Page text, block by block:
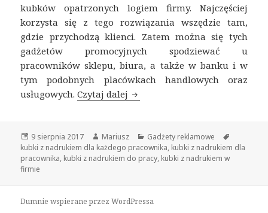
kubków opatrzonych logiem firmy. Najczęściej
korzysta się z tego rozwiązania wszędzie tam,
gdzie przychodzą klienci. Zatem można się tych
gadżetów promocyjnych spodziewać u
pracowników sklepu, biura, a także w banku i w
tym podobnych placówkach handlowych oraz
usługowych.Czytaj dalej Kubki z nadrukiem
Opublikowano
9 sierpnia 2017 Autor
Mariusz Kategorie
Gadżety reklamowe
kubki z nadrukiem dla każdego pracownika, kubki z nadrukiem dla
pracownika, kubki z nadrukiem do pracy, kubki z nadrukiem w
firmie
Dumnie wspierane przez WordPressa